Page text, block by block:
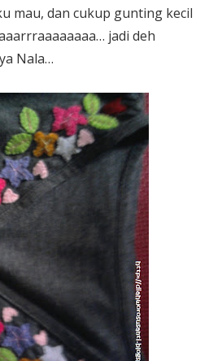
mau, dan cukup gunting kecil
jadi deh
Nala…